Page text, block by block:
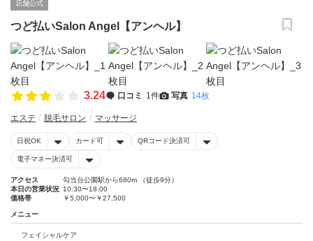
店舗公式
つど払いSalon Angel【アンヘル】
3.24 口コミ 1件 写真 14枚
エステ 脱毛サロン マッサージ
日祝OK カード可 QRコード決済可
電子マネー決済可
アクセス
勾当台公園駅から680m （徒歩9分）
本日の営業状況 10:30〜18:00
価格帯
￥5,000〜￥27,500
メニュー
フェイシャルケア